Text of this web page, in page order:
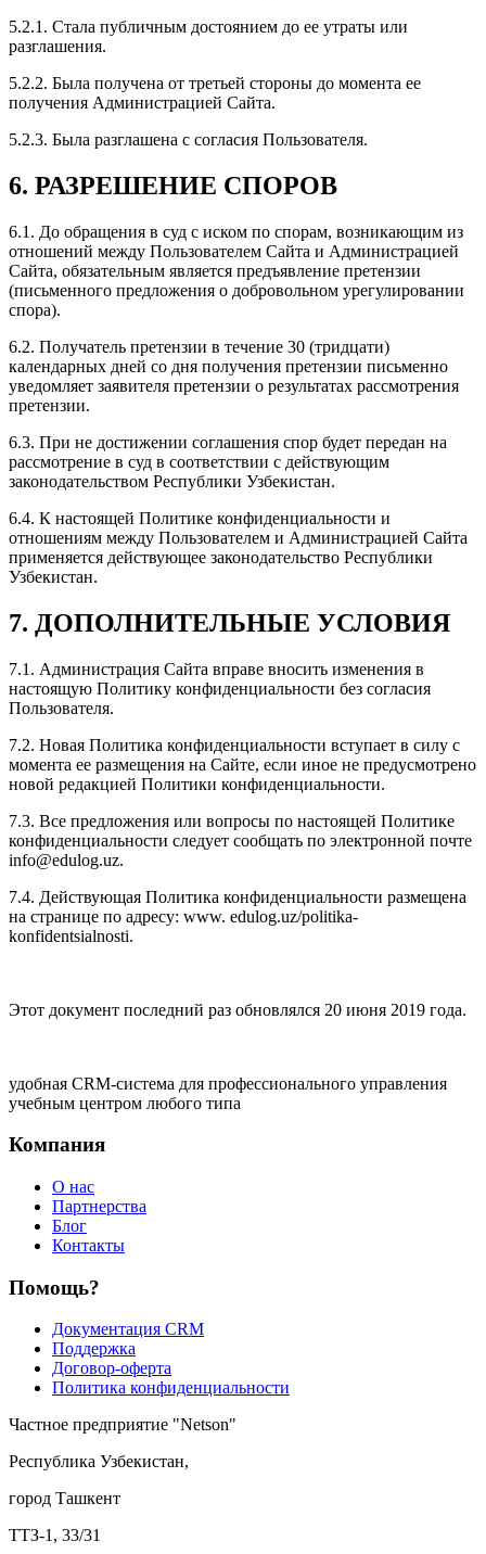
5.2.1. Стала публичным достоянием до ее утраты или
разглашения.
5.2.2. Была получена от третьей стороны до момента ее
получения Администрацией Сайта.
5.2.3. Была разглашена с согласия Пользователя.
6. РАЗРЕШЕНИЕ СПОРОВ
6.1. До обращения в суд с иском по спорам, возникающим из
отношений между Пользователем Сайта и Администрацией
Сайта, обязательным является предъявление претензии
(письменного предложения о добровольном урегулировании
спора).
6.2. Получатель претензии в течение 30 (тридцати)
календарных дней со дня получения претензии письменно
уведомляет заявителя претензии о результатах рассмотрения
претензии.
6.3. При не достижении соглашения спор будет передан на
рассмотрение в суд в соответствии с действующим
законодательством Республики Узбекистан.
6.4. К настоящей Политике конфиденциальности и
отношениям между Пользователем и Администрацией Сайта
применяется действующее законодательство Республики
Узбекистан.
7. ДОПОЛНИТЕЛЬНЫЕ УСЛОВИЯ
7.1. Администрация Сайта вправе вносить изменения в
настоящую Политику конфиденциальности без согласия
Пользователя.
7.2. Новая Политика конфиденциальности вступает в силу с
момента ее размещения на Сайте, если иное не предусмотрено
новой редакцией Политики конфиденциальности.
7.3. Все предложения или вопросы по настоящей Политике
конфиденциальности следует сообщать по электронной почте
info@edulog.uz.
7.4. Действующая Политика конфиденциальности размещена
на странице по адресу: www. edulog.uz/politika-
konfidentsialnosti.
Этот документ последний раз обновлялся 20 июня 2019 года.
удобная CRM-система для профессионального управления
учебным центром любого типа
Компания
О нас
Партнерства
Блог
Контакты
Помощь?
Документация CRM
Поддержка
Договор-оферта
Политика конфиденциальности
Частное предприятие "Netson"
Республика Узбекистан,
город Ташкент
ТТЗ-1, 33/31